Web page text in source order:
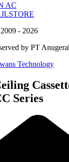
AC
- 2026
by PT
Technology
Series